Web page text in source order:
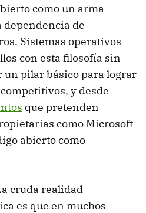
como un arma
dependencia de
Sistemas operativos
con esta filosofía sin
un pilar básico para lograr
y desde
que pretenden
como Microsoft
abierto como
cruda realidad
es que en muchos